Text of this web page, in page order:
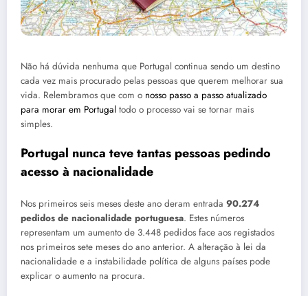
Não há dúvida nenhuma que Portugal continua sendo um destino
cada vez mais procurado pelas pessoas que querem melhorar sua
vida. Relembramos que com o nosso passo a passo atualizado
para morar em Portugal todo o processo vai se tornar mais
simples.
Portugal nunca teve tantas pessoas pedindo
acesso à nacionalidade
Nos primeiros seis meses deste ano deram entrada 90.274
pedidos de nacionalidade portuguesa. Estes números
representam um aumento de 3.448 pedidos face aos registados
nos primeiros sete meses do ano anterior. A alteração à lei da
nacionalidade e a instabilidade política de alguns países pode
explicar o aumento na procura.